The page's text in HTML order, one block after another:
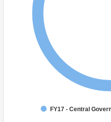
FY17 - Central